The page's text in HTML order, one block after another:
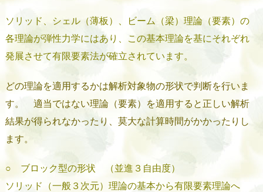
ソリッド、シェル（薄板）、ビーム（梁）理論（要素）の
各理論が弾性力学にはあり、この基本理論を基にそれぞれ
発展させて有限要素法が確立されています。
どの理論を適用するかは解析対象物の形状で判断を行いま
す。 適当ではない理論（要素）を適用すると正しい解析
結果が得られなかったり、莫大な計算時間がかかったりし
ます。
○ ブロック型の形状 （並進３自由度）
ソリッド（一般３次元）理論の基本から有限要素理論へ